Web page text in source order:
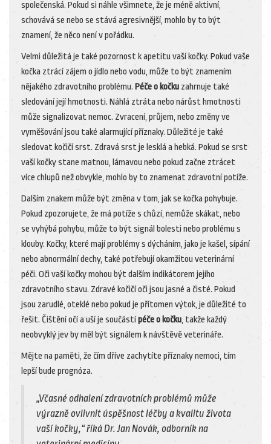
společenská. Pokud si náhle všimnete, že je méně aktivní,
schovává se nebo se stává agresivnější, mohlo by to být
znamení, že něco není v pořádku.
Velmi důležitá je také pozornost k apetitu vaší kočky. Pokud vaše
kočka ztrácí zájem o jídlo nebo vodu, může to být znamením
nějakého zdravotního problému. Péče o kočku zahrnuje také
sledování její hmotnosti. Náhlá ztráta nebo nárůst hmotnosti
může signalizovat nemoc. Zvracení, průjem, nebo změny ve
vyměšování jsou také alarmující příznaky. Důležité je také
sledovat kočičí srst. Zdravá srst je lesklá a hebká. Pokud se srst
vaší kočky stane matnou, lámavou nebo pokud začne ztrácet
více chlupů než obvykle, mohlo by to znamenat zdravotní potíže.
Dalším znakem může být změna v tom, jak se kočka pohybuje.
Pokud zpozorujete, že má potíže s chůzí, nemůže skákat, nebo
se vyhýbá pohybu, může to být signál bolesti nebo problému s
klouby. Kočky, které mají problémy s dýcháním, jako je kašel, sípání
nebo abnormální dechy, také potřebují okamžitou veterinární
péči. Oči vaší kočky mohou být dalším indikátorem jejího
zdravotního stavu. Zdravé kočičí oči jsou jasné a čisté. Pokud
jsou zarudlé, oteklé nebo pokud je přítomen výtok, je důležité to
řešit. Čištění očí a uší je součástípéče o kočku, takže každý
neobvyklý jev by měl být signálem k návštěvě veterináře.
Mějte na paměti, že čím dříve zachytíte příznaky nemoci, tím
lepší bude prognóza.
„Včasné odhalení zdravotních problémů může
výrazně ovlivnit úspěšnost léčby a kvalitu života
vaší kočky,“ říká Dr. Jan Novák, odborník na